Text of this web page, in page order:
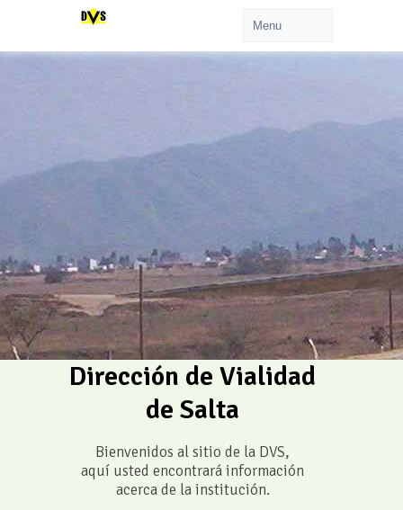
Dirección de Vialidad
de Salta
Bienvenidos al sitio de la DVS,
aquí usted encontrará información
acerca de la institución.